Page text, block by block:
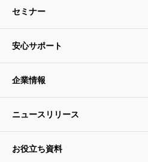
セミナー
安心サポート
企業情報
ニュースリリース
お役立ち資料